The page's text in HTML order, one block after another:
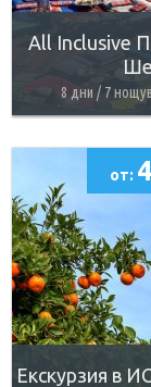
All Inclusive
8 дни / 7
от:
Екскурзия в